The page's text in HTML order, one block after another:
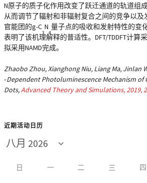
N原子的质子化作用改变了跃迁通道的轨道组
从而调节了辐射和非辐射复合之间的竞争以及
官能团的g-C
3
N
4
量子点的吸收和发射特性的变
表明了该机理解释的普适性。DFT/TDDFT计算
拟采用NAMD完成。
Zhaobo Zhou, Xianghong Niu, Liang Ma, Jinlan
‐Dependent Photoluminescence Mechanism of
Dots,Advanced Theory and Simulations, 2019,
近期活动日历
日 一 二 三 四